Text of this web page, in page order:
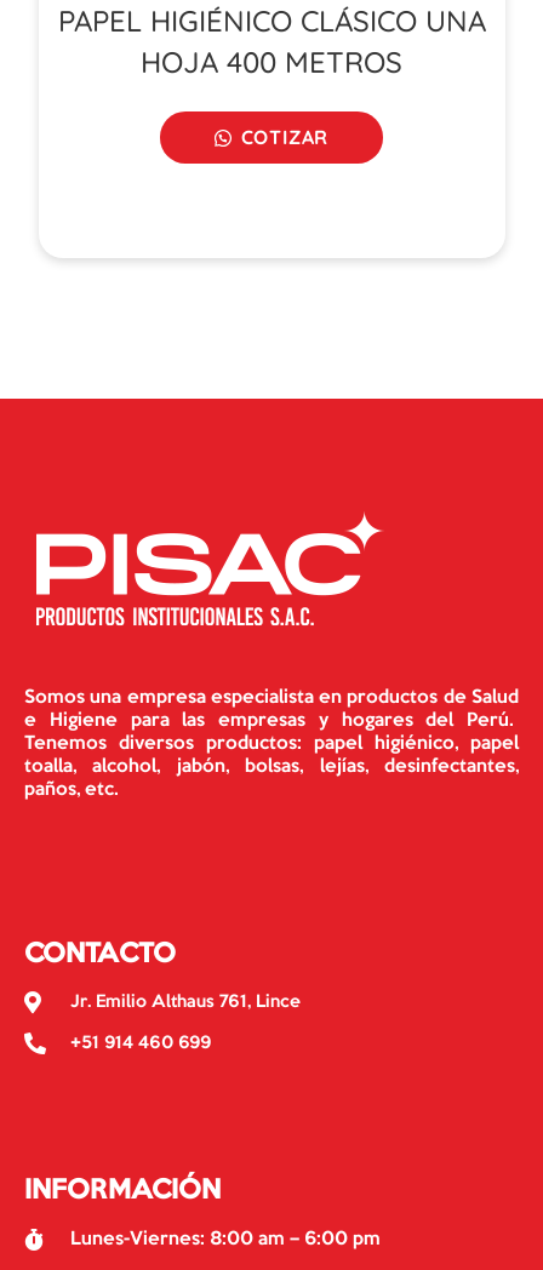
PAPEL HIGIÉNICO CLÁSICO UNA
HOJA 400 METROS
COTIZAR
Somos una empresa especialista en productos de Salud
e Higiene para las empresas y hogares del Perú.
Tenemos diversos productos: papel higiénico, papel
toalla, alcohol, jabón, bolsas, lejías, desinfectantes,
paños, etc.
CONTACTO
Jr. Emilio Althaus 761, Lince
+51 914 460 699
INFORMACIÓN
Lunes-Viernes: 8:00 am – 6:00 pm